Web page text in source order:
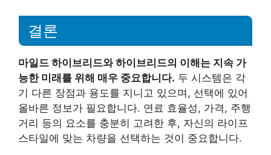
결론
마일드 하이브리드와 하이브리드의 이해는 지속 가
능한 미래를 위해 매우 중요합니다. 두 시스템은 각
기 다른 장점과 용도를 지니고 있으며, 선택에 있어
올바른 정보가 필요합니다. 연료 효율성, 가격, 주행
거리 등의 요소를 충분히 고려한 후, 자신의 라이프
스타일에 맞는 차량을 선택하는 것이 중요합니다.